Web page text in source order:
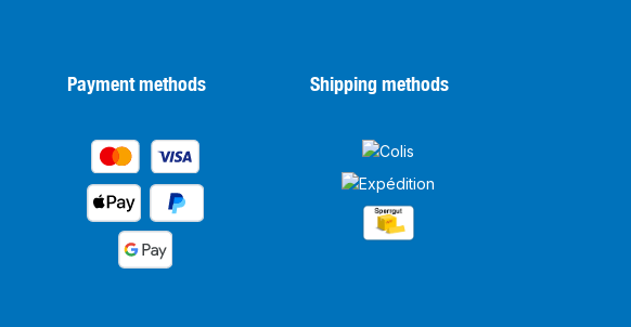
Payment methods Shipping methods